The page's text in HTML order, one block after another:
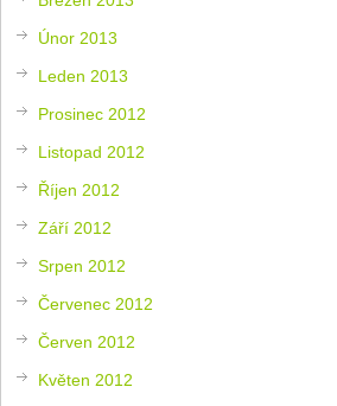
Únor 2013
Leden 2013
Prosinec 2012
Listopad 2012
Říjen 2012
Září 2012
Srpen 2012
Červenec 2012
Červen 2012
Květen 2012